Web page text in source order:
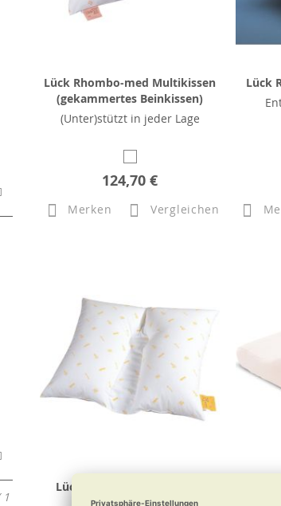
Lück Rhombo-med Multikissen
(gekammertes Beinkissen)
(Unter)stützt in jeder Lage
124,70 €
Merken Vergleichen
Lück
Lück Rhombo-fill Komfort-
Kissen (Gesäßkissen)
1